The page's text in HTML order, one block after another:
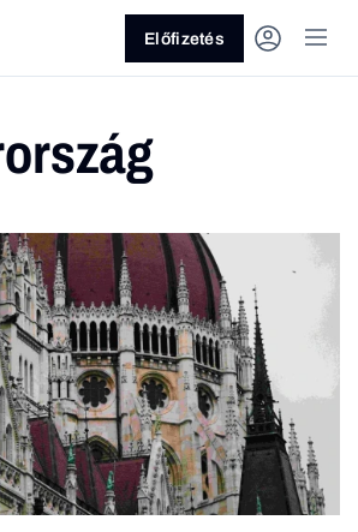
fel a következő
témákat
Pénz Zöld Legyél jobb!
Előfizetés